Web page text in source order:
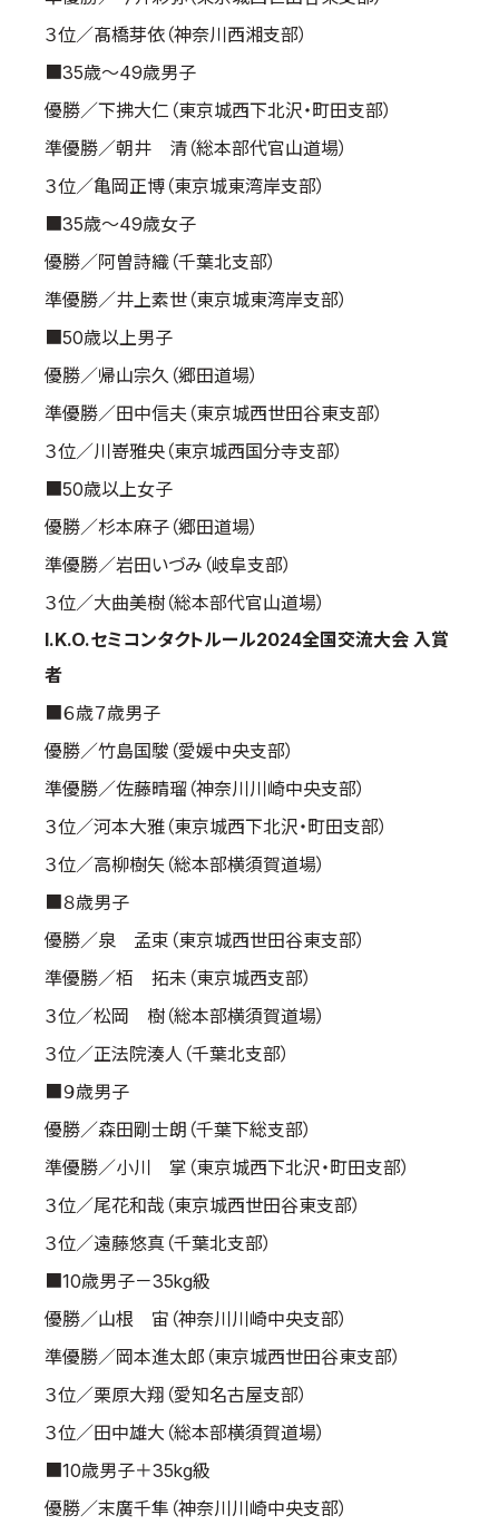
３位／髙橋芽依（神奈川西湘支部）
■35歳～49歳男子
優勝／下拂大仁（東京城西下北沢・町田支部）
準優勝／朝井 清（総本部代官山道場）
３位／亀岡正博（東京城東湾岸支部）
■35歳～49歳女子
優勝／阿曽詩織（千葉北支部）
準優勝／井上素世（東京城東湾岸支部）
■50歳以上男子
優勝／帰山宗久（郷田道場）
準優勝／田中信夫（東京城西世田谷東支部）
３位／川嵜雅央（東京城西国分寺支部）
■50歳以上女子
優勝／杉本麻子（郷田道場）
準優勝／岩田いづみ（岐阜支部）
３位／大曲美樹（総本部代官山道場）
I.K.O.セミコンタクトルール2024全国交流大会 入賞
者
■６歳７歳男子
優勝／竹島国駿（愛媛中央支部）
準優勝／佐藤晴瑠（神奈川川崎中央支部）
３位／河本大雅（東京城西下北沢・町田支部）
３位／高柳樹矢（総本部横須賀道場）
■８歳男子
優勝／泉 孟束（東京城西世田谷東支部）
準優勝／栢 拓未（東京城西支部）
３位／松岡 樹（総本部横須賀道場）
３位／正法院湊人（千葉北支部）
■９歳男子
優勝／森田剛士朗（千葉下総支部）
準優勝／小川 掌（東京城西下北沢・町田支部）
３位／尾花和哉（東京城西世田谷東支部）
３位／遠藤悠真（千葉北支部）
■10歳男子－35kg級
優勝／山根 宙（神奈川川崎中央支部）
準優勝／岡本進太郎（東京城西世田谷東支部）
３位／栗原大翔（愛知名古屋支部）
３位／田中雄大（総本部横須賀道場）
■10歳男子＋35kg級
優勝／末廣千隼（神奈川川崎中央支部）